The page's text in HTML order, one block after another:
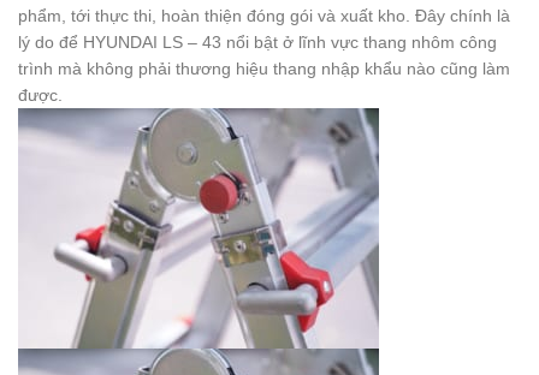
phẩm, tới thực thi, hoàn thiện đóng gói và xuất kho. Đây chính là
lý do để HYUNDAI LS – 43 nổi bật ở lĩnh vực thang nhôm công
trình mà không phải thương hiệu thang nhập khẩu nào cũng làm
được.